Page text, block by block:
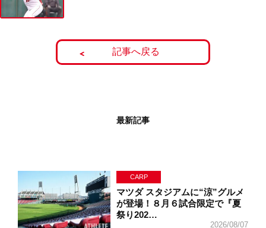
記事へ戻る
最新記事
CARP
マツダ スタジアムに“涼”グルメ
が登場！８月６試合限定で『夏
祭り202…
2026/08/07